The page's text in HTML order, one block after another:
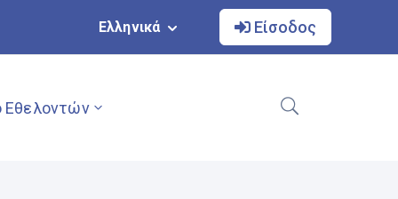
Ελληνικά Είσοδος